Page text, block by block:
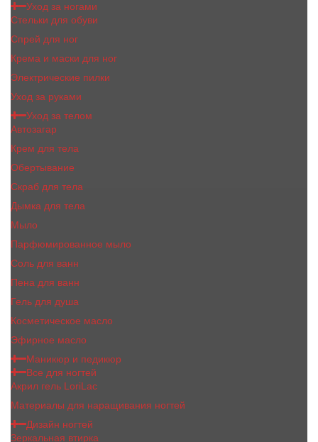
Уход за ногами
Стельки для обуви
Спрей для ног
Крема и маски для ног
Электрические пилки
Уход за руками
Уход за телом
Автозагар
Крем для тела
Обертывание
Скраб для тела
Дымка для тела
Мыло
Парфюмированное мыло
Соль для ванн
Пена для ванн
Гель для душа
Косметическое масло
Эфирное масло
Маникюр и педикюр
Все для ногтей
Акрил гель LoriLac
Материалы для наращивания ногтей
Дизайн ногтей
Зеркальная втирка